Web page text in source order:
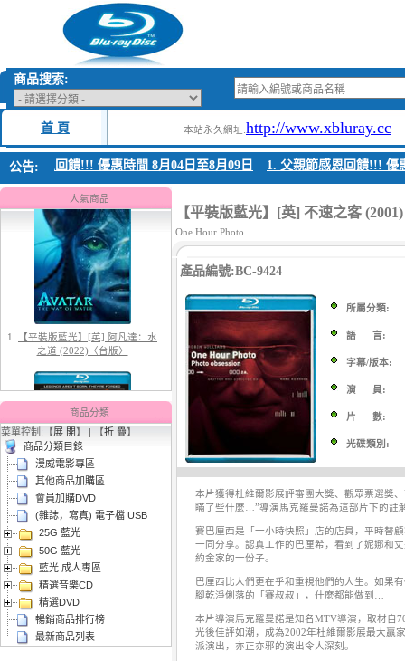
商品搜索:
首 頁 本站永久網址:http://www.xbluray.cc
公告:
節感恩回饋!!! 優惠時間 8月04日至8月09日 1. 父親節感恩回饋!!! 優
人氣商品
1.【平裝版藍光】[英] 阿凡達：水
之道 (2022)〈台版〉
【平裝版藍光】[英] 太空超人
3. 【平裝版藍光】[英] 曼達洛人與
古古 (2026)
商品分類
菜單控制:【展 開】 | 【折 疊】
商品分類目錄
漫威電影專區
其他商品加購區
會員加購DVD
(雜誌，寫真) 電子檔 USB
25G 藍光
50G 藍光
藍光 成人專區
精選音樂CD
精選DVD
暢銷商品排行榜
最新商品列表
【平裝版藍光】[英] 不速之客 (2001)
One Hour Photo
產品編號:BC-9424
所屬分類:
語 言:
字幕/版本:
演 員:
片 數:
光碟類別:
本片獲得杜維爾影展評審團大獎、觀眾票選獎
瞞了些什麼…”導演馬克羅曼諾為這部片下的註
賽巴厘西是「一小時快照」店的店員，平時替
一同分享。認真工作的巴厘希，看到了妮娜和
約金家的一份子。
巴厘西比人們更在乎和重視他們的人生。如果
腳乾淨俐落的「賽叔叔」，什麼都能做到…
本片導演馬克羅曼諾是知名MTV導演，取材自
光後佳評如潮，成為2002年杜維爾影展最大贏
派演出，亦正亦邪的演出令人深刻。